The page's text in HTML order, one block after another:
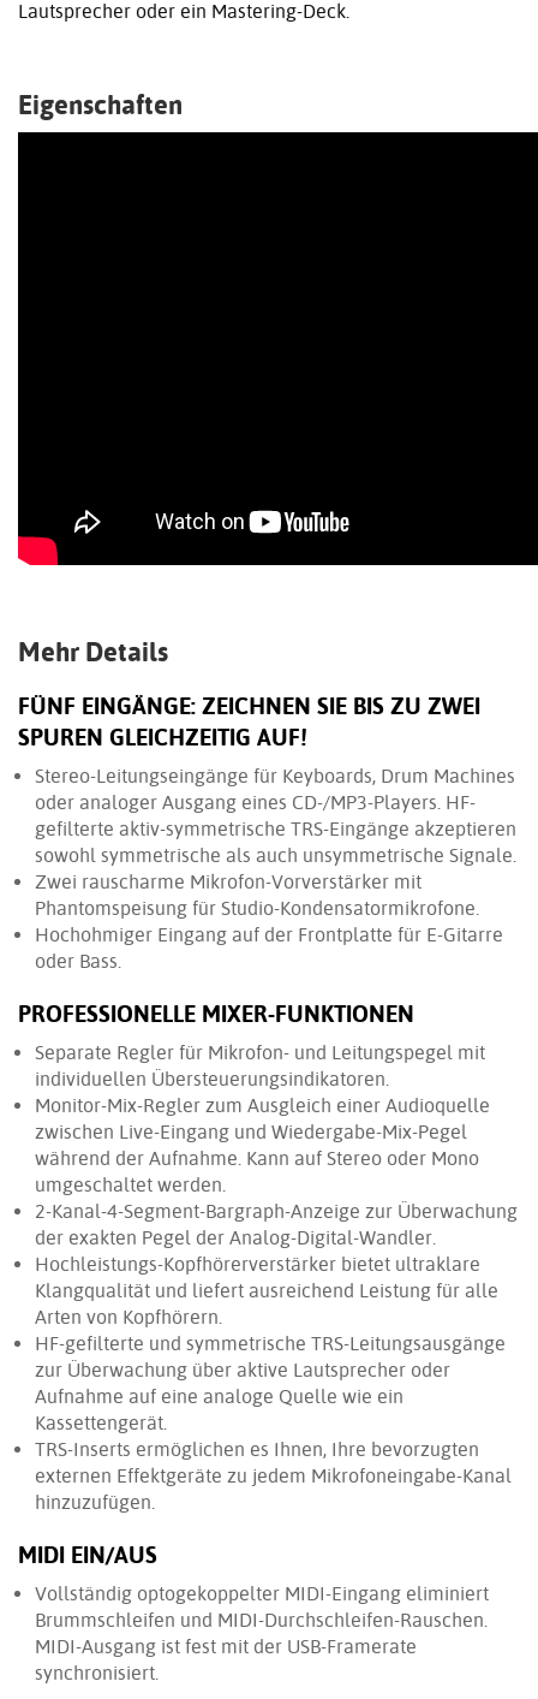
Lautsprecher oder ein Mastering-Deck.
Eigenschaften
Mehr Details
FÜNF EINGÄNGE: ZEICHNEN SIE BIS ZU ZWEI
SPUREN GLEICHZEITIG AUF!
Stereo-Leitungseingänge für Keyboards, Drum Machines
oder analoger Ausgang eines CD-/MP3-Players. HF-
gefilterte aktiv-symmetrische TRS-Eingänge akzeptieren
sowohl symmetrische als auch unsymmetrische Signale.
Zwei rauscharme Mikrofon-Vorverstärker mit
Phantomspeisung für Studio-Kondensatormikrofone.
Hochohmiger Eingang auf der Frontplatte für E-Gitarre
oder Bass.
PROFESSIONELLE MIXER-FUNKTIONEN
Separate Regler für Mikrofon- und Leitungspegel mit
individuellen Übersteuerungsindikatoren.
Monitor-Mix-Regler zum Ausgleich einer Audioquelle
zwischen Live-Eingang und Wiedergabe-Mix-Pegel
während der Aufnahme. Kann auf Stereo oder Mono
umgeschaltet werden.
2-Kanal-4-Segment-Bargraph-Anzeige zur Überwachung
der exakten Pegel der Analog-Digital-Wandler.
Hochleistungs-Kopfhörerverstärker bietet ultraklare
Klangqualität und liefert ausreichend Leistung für alle
Arten von Kopfhörern.
HF-gefilterte und symmetrische TRS-Leitungsausgänge
zur Überwachung über aktive Lautsprecher oder
Aufnahme auf eine analoge Quelle wie ein
Kassettengerät.
TRS-Inserts ermöglichen es Ihnen, Ihre bevorzugten
externen Effektgeräte zu jedem Mikrofoneingabe-Kanal
hinzuzufügen.
MIDI EIN/AUS
Vollständig optogekoppelter MIDI-Eingang eliminiert
Brummschleifen und MIDI-Durchschleifen-Rauschen.
MIDI-Ausgang ist fest mit der USB-Framerate
synchronisiert.